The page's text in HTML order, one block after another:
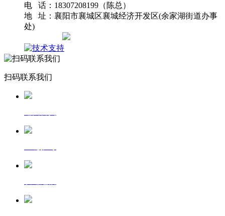
电 话：18307208199（陈总）
地 址：襄阳市襄城区襄城经济开发区(余家湖街道办事
处)
扫码联系我们